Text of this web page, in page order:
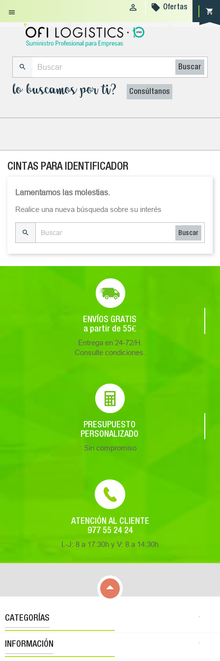
 shopping_cart
  Ofertas
 Buscar
lo buscamos por ti? Consúltanos
CINTAS PARA IDENTIFICADOR
Lamentamos las molestias.
Realice una nueva búsqueda sobre su interés
 Buscar
ENVÍOS GRATIS
a partir de 55€
Entrega en 24-72/H.
Consulte condiciones.
PRESUPUESTO
PERSONALIZADO
Sin compromiso
ATENCIÓN AL CLIENTE
977 55 24 24
L-J: 8 a 17:30h y V: 8 a 14:30h

CATEGORÍAS 
INFORMACIÓN 